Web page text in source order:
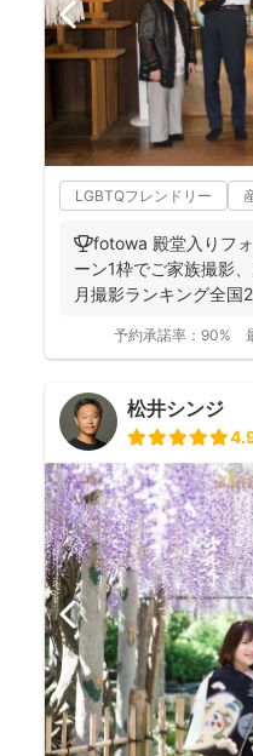
LGBTQフレンドリー
🏆fotowa 殿堂入りフ
ーン1枠でご家族撮影
月撮影ランキング全
予約承諾率： 90%
松井シンジ